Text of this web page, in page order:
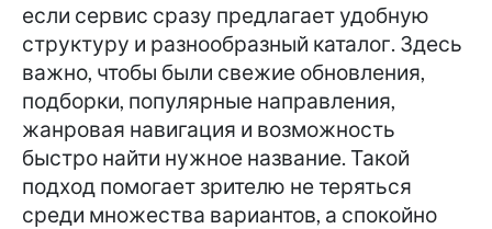
если сервис сразу предлагает удобную
структуру и разнообразный каталог. Здесь
важно, чтобы были свежие обновления,
подборки, популярные направления,
жанровая навигация и возможность
быстро найти нужное название. Такой
подход помогает зрителю не теряться
среди множества вариантов, а спокойно